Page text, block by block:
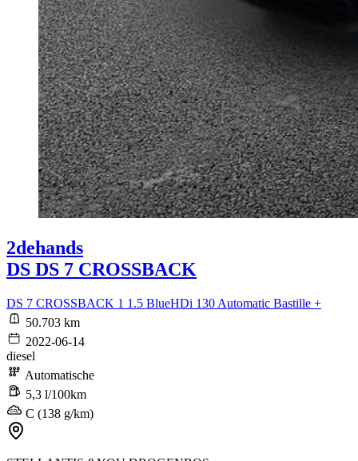
2dehands
DS DS 7 CROSSBACK
DS 7 CROSSBACK 1 1.5 BlueHDi 130 Automatic Bastille +
50.703 km
2022-06-14
diesel
Automatische
5,3 l/100km
C (138 g/km)